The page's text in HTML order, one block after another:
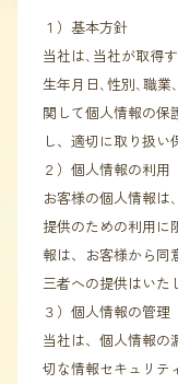
１）基本方針
当社は､当社が取得
生年月日､性別､職業
関して個人情報の保
し、適切に取り扱い
２）個人情報の利用
お客様の個人情報は
提供のための利用に
報は、お客様から同
三者への提供はいた
３）個人情報の管理
当社は、個人情報の
切な情報セキュリテ